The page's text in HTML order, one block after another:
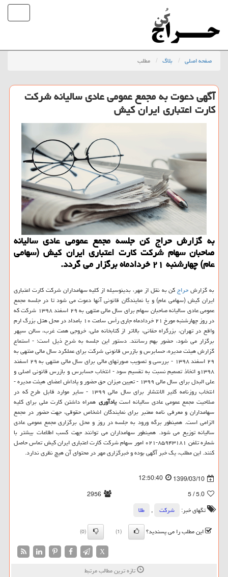
صفحه اصلی بلاگ مطلب
آگهی دعوت به مجمع عمومی عادی سالیانه شركت
كارت اعتباری ایران كیش
به گزارش حراج كن جلسه مجمع عمومی عادی سالیانه
صاحبان سهام شركت كارت اعتباری ایران كیش (سهامی
عام) چهارشنبه ۲۱ خردادماه برگزار می گردد.
به گزارشحراجکن به نقل از مهر، بدینوسیله از کلیه سهامداران شرکت کارت اعتباری
ایران کیش (سهامی عام) و یا نمایندگان قانونی آنها دعوت می شود تا در جلسه مجمع
عمومی عادی سالیانه صاحبان سهام برای سال مالی منتهی به ۲۹ اسفند ۱۳۹۸ شرکت که
در روز چهارشنبه مورخ ۲۱ خردادماه جاری رأس ساعت ۱۰ بامداد در محل هتل بزرگ ارم
واقع در تهران، بزرگراه حقانی، بالاتر از کتابخانه ملی، خروجی همت غرب، سالن سپهر
برگزار می شود، حضور بهم رسانند. دستور این جلسه به شرح ذیل است؛ - استماع
گزارش هیئت مدیره، حسابرس و بازرس قانونی شرکت برای عملکرد سال مالی منتهی به
۲۹ اسفند ۱۳۹۸ - بررسی و تصویب صورتهای مالی برای سال مالی منتهی به ۲۹ اسفند
۱۳۹۸و اتخاذ تصمیم نسبت به تقسیم سود - انتخاب حسابرس و بازرس قانونی اصلی و
علی البدل برای سال مالی ۱۳۹۹ - تعیین میزان حق حضور و پاداش اعضای هیئت مدیره -
انتخاب روزنامه کثیر الانتشار برای سال مالی ۱۳۹۹ - سایر موارد قابل طرح که در
صلاحیت مجمع عمومی عادی سالیانه استیادآوری همراه داشتن کارت ملی برای کلیه
سهامداران و معرفی نامه معتبر برای نمایندگان اشخاص حقوقی، جهت حضور در مجمع
الزامی است. همینطور برگه ورود به جلسه در روز و محل برگزاری مجمع عمومی عادی
سالیانه توزیع می شود. همینطور سهامداران می توانند جهت کسب اطلاعات بیشتر با
شماره تلفن ۸۵۹۴۳۱۸۱-۰۲۱ امور سهام شرکت کارت اعتباری ایران کیش تماس حاصل
کنند. این مطلب، یک خبر آگهی بوده و خبرگزاری مهر در محتوای آن هیچ نظری ندارد.
1399/03/10
12:50:40
5.0
/ 5
2956
تگهای خبر:
شركت ,
طلا
این مطلب را می پسندید؟
(1)
(0)
X
تازه ترین مطالب مرتبط